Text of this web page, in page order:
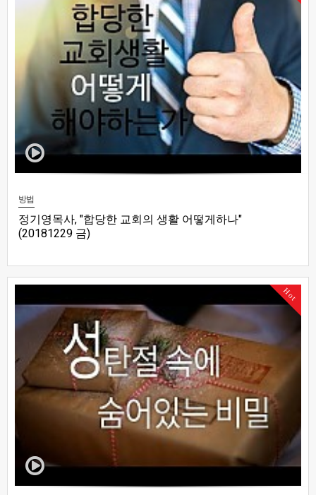
방법
정기영목사, "합당한 교회의 생활 어떻게하나"
(20181229 금)
Hot